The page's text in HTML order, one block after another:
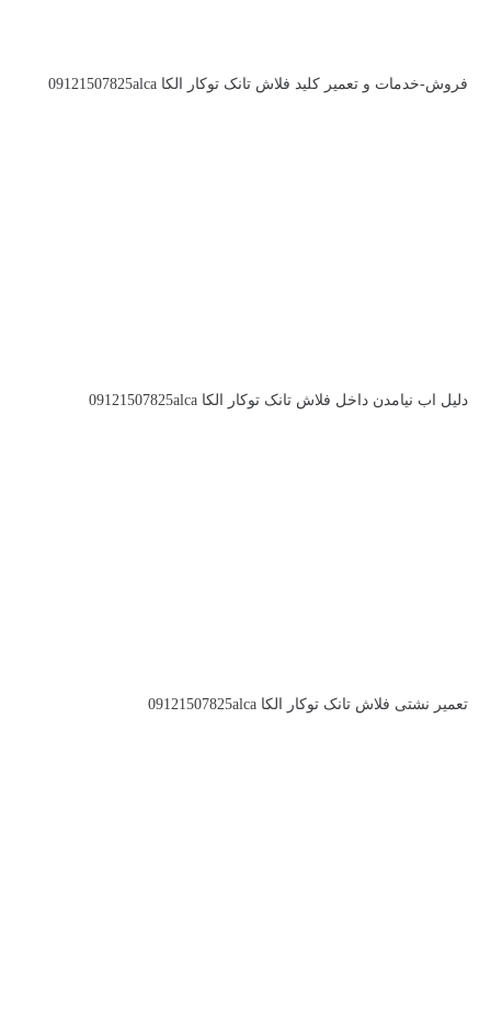
فروش-خدمات و تعمیر کلید فلاش تانک توکار الکا 09121507825alca
دلیل اب نیامدن داخل فلاش تانک توکار الکا 09121507825alca
تعمیر نشتی فلاش تانک توکار الکا 09121507825alca